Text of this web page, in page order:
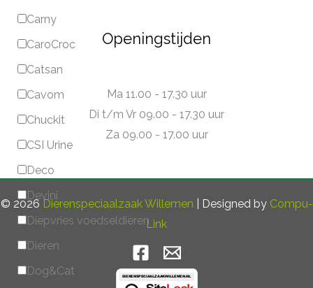
Carny
CaroCroc
Catsan
Cavom
Chuckit
CSI Urine
Deco
Devini
Diepvries voedseldieren
Dieren
Dog&Cat
Openingstijden
Ma 11.00 - 17.30 uur
Di t/m Vr 09.00 - 17.30 uur
Za 09.00 - 17.00 uur
© 2026 Dierenspeciaalzaak Willemen | Designed by Compu-
Link